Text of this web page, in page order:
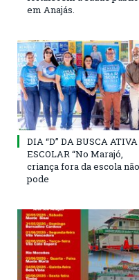
em Anajás.
DIA “D” DA BUSCA ATIVA
ESCOLAR “No Marajó,
criança fora da escola não
pode